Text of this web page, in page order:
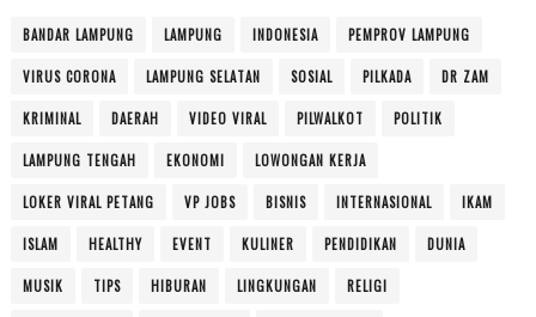
BANDAR LAMPUNG LAMPUNG INDONESIA PEMPROV LAMPUNG
VIRUS CORONA LAMPUNG SELATAN SOSIAL PILKADA DR ZAM
KRIMINAL DAERAH VIDEO VIRAL PILWALKOT POLITIK
LAMPUNG TENGAH EKONOMI LOWONGAN KERJA
LOKER VIRAL PETANG VP JOBS BISNIS INTERNASIONAL IKAM
ISLAM HEALTHY EVENT KULINER PENDIDIKAN DUNIA
MUSIK TIPS HIBURAN LINGKUNGAN RELIGI